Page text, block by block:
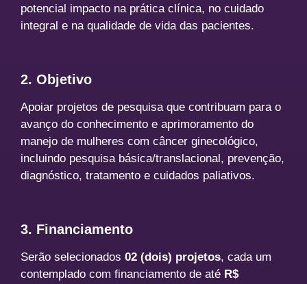
potencial impacto na prática clínica, no cuidado
integral e na qualidade de vida das pacientes.
2. Objetivo
Apoiar projetos de pesquisa que contribuam para o
avanço do conhecimento e aprimoramento do
manejo de mulheres com câncer ginecológico,
incluindo pesquisa básica/translacional, prevenção,
diagnóstico, tratamento e cuidados paliativos.
3. Financiamento
Serão selecionados 02 (dois) projetos, cada um
contemplado com financiamento de até R$